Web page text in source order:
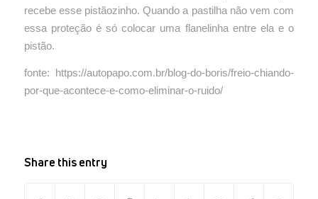
recebe esse pistãozinho. Quando a pastilha não vem com
essa proteção é só colocar uma flanelinha entre ela e o
pistão.
fonte: https://autopapo.com.br/blog-do-boris/freio-chiando-
por-que-acontece-e-como-eliminar-o-ruido/
Share this entry